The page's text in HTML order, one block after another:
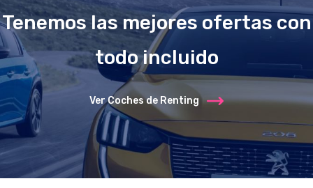
Tenemos las mejores ofertas con
todo incluido
Ver Coches de Renting